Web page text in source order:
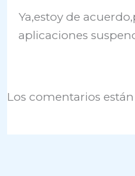
Ya,estoy de
aplicaciones
Los comentarios